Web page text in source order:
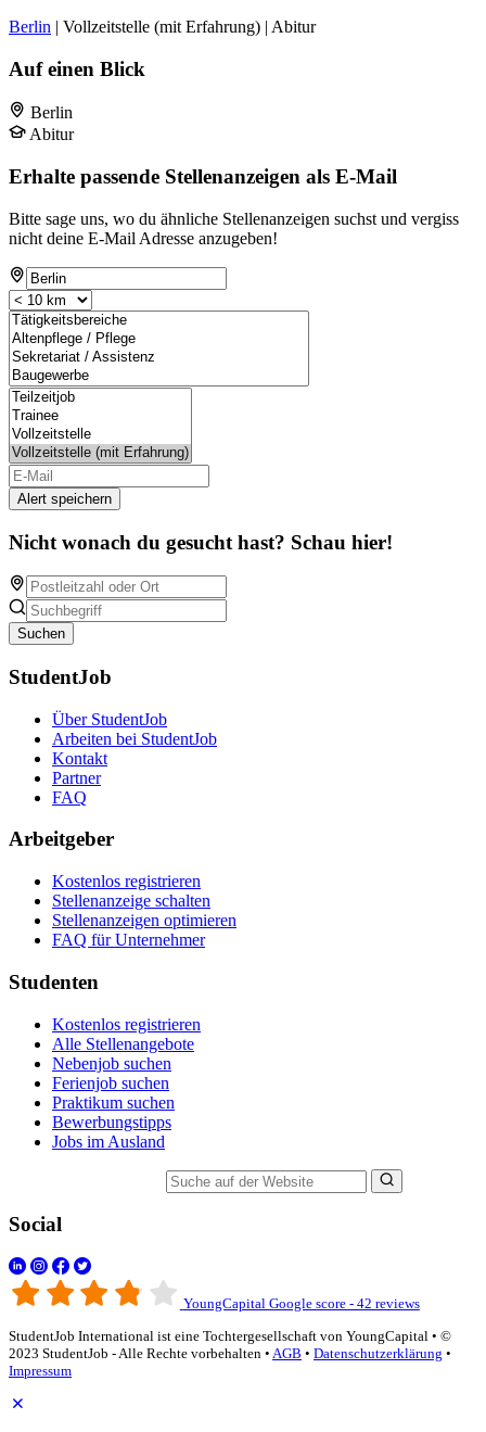
Berlin | Vollzeitstelle (mit Erfahrung) | Abitur
Auf einen Blick
Berlin
Abitur
Erhalte passende Stellenanzeigen als E-Mail
Bitte sage uns, wo du ähnliche Stellenanzeigen suchst und vergiss
nicht deine E-Mail Adresse anzugeben!
Alert speichern
Nicht wonach du gesucht hast? Schau hier!
Suchen
StudentJob
Über StudentJob
Arbeiten bei StudentJob
Kontakt
Partner
FAQ
Arbeitgeber
Kostenlos registrieren
Stellenanzeige schalten
Stellenanzeigen optimieren
FAQ für Unternehmer
Studenten
Kostenlos registrieren
Alle Stellenangebote
Nebenjob suchen
Ferienjob suchen
Praktikum suchen
Bewerbungstipps
Jobs im Ausland
Social
YoungCapital Google score - 42 reviews
StudentJob International ist eine Tochtergesellschaft von YoungCapital • ©
2023 StudentJob - Alle Rechte vorbehalten • AGB • Datenschutzerklärung •
Impressum